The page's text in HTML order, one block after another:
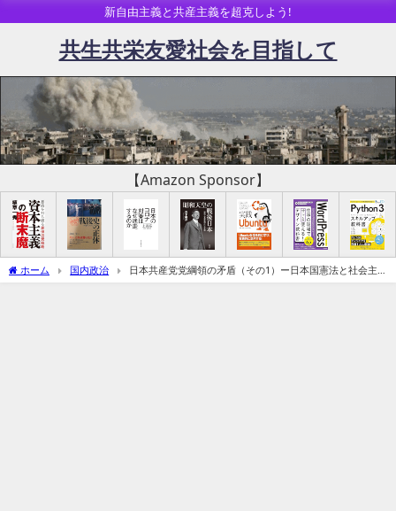
新自由主義と共産主義を超克しよう!
共生共栄友愛社会を目指して
【Amazon Sponsor】
ホーム 国内政治
日本共産党党綱領の矛盾（その1）ー日本国憲法と社会主
義革命の矛盾